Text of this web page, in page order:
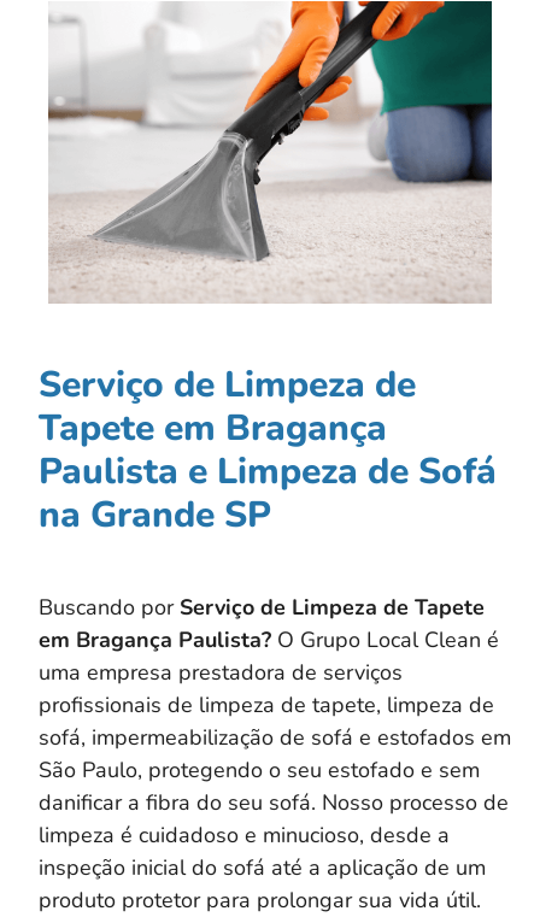
Serviço de Limpeza de
Tapete em Bragança
Paulista e Limpeza de Sofá
na Grande SP
Buscando por Serviço de Limpeza de Tapete
em Bragança Paulista? O Grupo Local Clean é
uma empresa prestadora de serviços
profissionais de limpeza de tapete, limpeza de
sofá, impermeabilização de sofá e estofados em
São Paulo, protegendo o seu estofado e sem
danificar a fibra do seu sofá. Nosso processo de
limpeza é cuidadoso e minucioso, desde a
inspeção inicial do sofá até a aplicação de um
produto protetor para prolongar sua vida útil.